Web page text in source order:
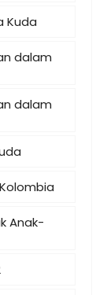
Kuda
dalam
dalam
Anak-